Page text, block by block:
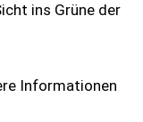
ins Grüne der
Informationen